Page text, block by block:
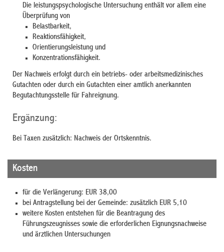
Die leistungspsychologische Untersuchung enthält vor allem eine
Überprüfung von
Belastbarkeit,
Reaktionsfähigkeit,
Orientierungsleistung und
Konzentrationsfähigkeit.
Der Nachweis erfolgt durch ein betriebs- oder arbeitsmedizinisches
Gutachten oder durch ein Gutachten einer amtlich anerkannten
Begutachtungsstelle für Fahreignung.
Ergänzung:
Bei Taxen zusätzlich: Nachweis der Ortskenntnis.
Kosten
für die Verlängerung: EUR 38,00
bei Antragstellung bei der Gemeinde: zusätzlich EUR 5,10
weitere Kosten entstehen für die Beantragung des
Führungszeugnisses sowie die erforderlichen Eignungsnachweise
und ärztlichen Untersuchungen